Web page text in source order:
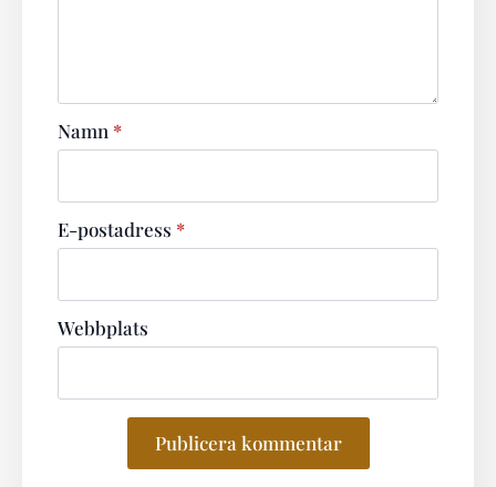
Namn *
E-postadress *
Webbplats